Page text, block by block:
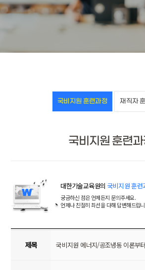
국비지원 훈련과정 재직자
국비지원 훈련
대한기술교육원의 국비지원 훈련
궁금하신 점은 언제든지 문의주세요.
언제나 친절히 최선을 다해 답변해드립
제목 국비지원 에너지/공조냉동 이론부